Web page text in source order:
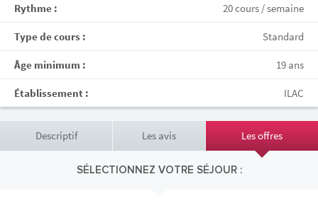
Rythme : 20 cours / semaine
Type de cours : Standard
Âge minimum : 19 ans
Établissement : ILAC
Descriptif Les avis Les offres
SÉLECTIONNEZ VOTRE SÉJOUR :